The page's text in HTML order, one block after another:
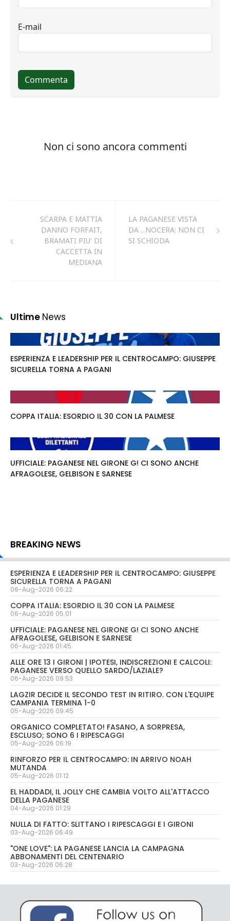
SCARPA E MATTIA
DANNO FORFAIT,
BRAMATI PIU' DI
CACCETTA IN
MEDIANA
LA PAGANESE VISTA
DA ...NOCERA: NON CI
SI SCHIODA
Ultime News
ESPERIENZA E LEADERSHIP PER IL CENTROCAMPO: GIUSEPPE
SICURELLA TORNA A PAGANI
COPPA ITALIA: ESORDIO IL 30 CON LA PALMESE
UFFICIALE: PAGANESE NEL GIRONE G! CI SONO ANCHE
AFRAGOLESE, GELBISON E SARNESE
BREAKING NEWS
ESPERIENZA E LEADERSHIP PER IL CENTROCAMPO: GIUSEPPE
SICURELLA TORNA A PAGANI
06-Aug-2026 06:22
COPPA ITALIA: ESORDIO IL 30 CON LA PALMESE
06-Aug-2026 05:01
UFFICIALE: PAGANESE NEL GIRONE G! CI SONO ANCHE
AFRAGOLESE, GELBISON E SARNESE
06-Aug-2026 01:45
ALLE ORE 13 I GIRONI | IPOTESI, INDISCREZIONI E CALCOLI:
PAGANESE VERSO QUELLO SARDO/LAZIALE?
06-Aug-2026 09:53
LAGZIR DECIDE IL SECONDO TEST IN RITIRO. CON L'EQUIPE
CAMPANIA TERMINA 1-0
05-Aug-2026 09:45
ORGANICO COMPLETATO! FASANO, A SORPRESA,
ESCLUSO; SONO 6 I RIPESCAGGI
05-Aug-2026 06:19
RINFORZO PER IL CENTROCAMPO: IN ARRIVO NOAH
MUTANDA
05-Aug-2026 01:12
EL HADDADI, IL JOLLY CHE CAMBIA VOLTO ALL'ATTACCO
DELLA PAGANESE
04-Aug-2026 01:29
NULLA DI FATTO: SLITTANO I RIPESCAGGI E I GIRONI
03-Aug-2026 06:49
"ONE LOVE": LA PAGANESE LANCIA LA CAMPAGNA
ABBONAMENTI DEL CENTENARIO
03-Aug-2026 06:28